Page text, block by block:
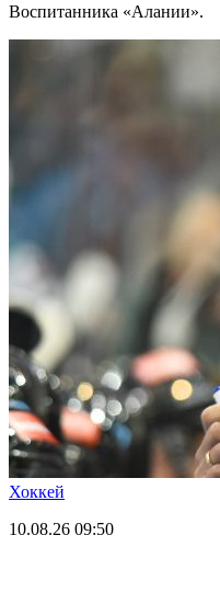
Воспитанника «Алании».
Хоккей
10.08.26 09:50